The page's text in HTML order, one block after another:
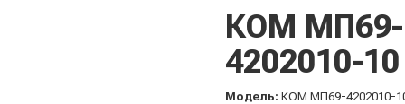
КОМ МП69-
4202010-10
Модель: КОМ МП69-4202010-